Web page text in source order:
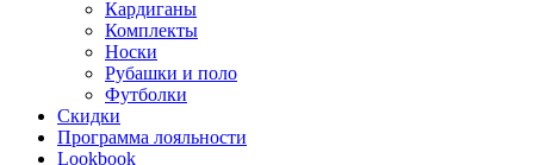
Кардиганы
Комплекты
Носки
Рубашки и поло
Футболки
Скидки
Программа лояльности
Lookbook